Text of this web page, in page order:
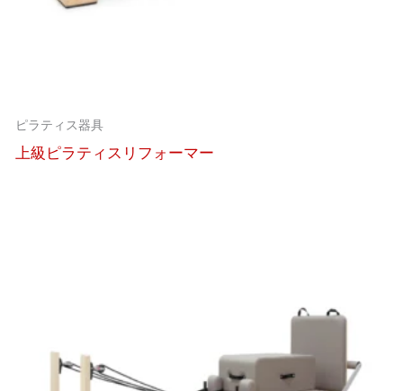
ピラティス器具
上級ピラティスリフォーマー